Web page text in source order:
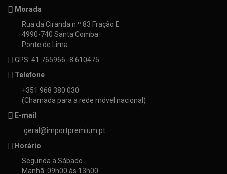
Morada
Rua da Ciranda n.º 83 Fração E
4990-740 Santa Comba
Ponte de Lima
GPS: 41.765966 -8.610475
Telefone
+351 968 380 030
(Chamada para a rede móvel nacional)
E-mail
geral@importpremium.pt
Horário
Segunda a Sábado
Manhã: 09h00 às 13h00